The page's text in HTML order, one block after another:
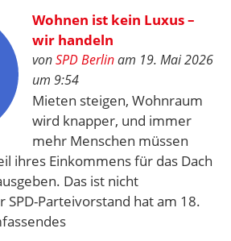
Wohnen ist kein Luxus –
wir handeln
vonSPD Berlinam 19. Mai 2026
um 9:54
Mieten steigen, Wohnraum
wird knapper, und immer
mehr Menschen müssen
ihres Einkommens für das Dach
Das ist nicht
SPD-Parteivorstand hat am 18.